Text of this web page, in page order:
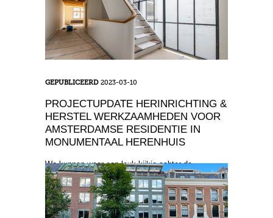
GEPUBLICEERD 2023-03-10
PROJECTUPDATE HERINRICHTING &
HERSTEL WERKZAAMHEDEN VOOR
AMSTERDAMSE RESIDENTIE IN
MONUMENTAAL HERENHUIS
We kunnen weer een leuk kijkje achter de
schermen geven bij een mooi project. Op dit
moment werken we aan de herinrichting en
herstelwerkzaamheden in ...